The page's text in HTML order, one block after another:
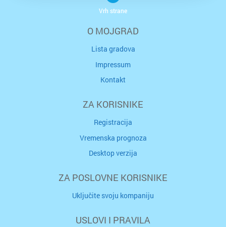
O MOJGRAD
Lista gradova
Impressum
Kontakt
ZA KORISNIKE
Registracija
Vremenska prognoza
Desktop verzija
ZA POSLOVNE KORISNIKE
Uključite svoju kompaniju
USLOVI I PRAVILA
Vrh strane